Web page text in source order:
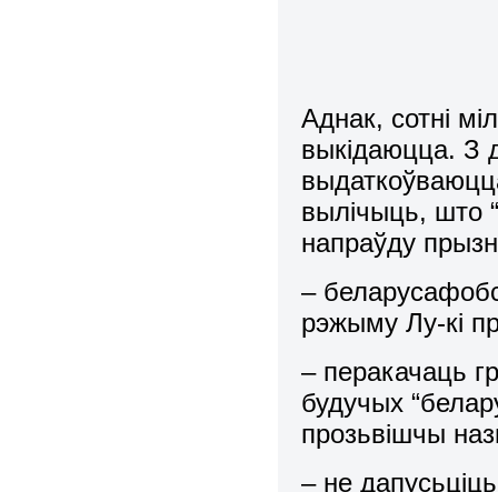
Аднак, сотні
выкідаюцца. З
вылічыць, што
напраўду
–
рэжыму Лу-кі
– перакачаць
будучых
прозьвішчы
– не